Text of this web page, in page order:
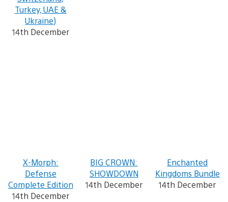
Turkey, UAE &
Ukraine)
14th December
X-Morph:
Defense
Complete Edition
14th December
BIG CROWN:
SHOWDOWN
14th December
Enchanted
Kingdoms Bundle
14th December